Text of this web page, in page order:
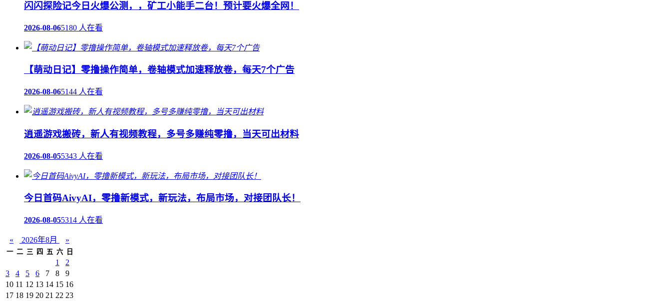
闪闪探险记今日火爆公测，，矿工小能手二台！预计要火爆全网！
2026-08-065180 人在看
【萌动日记】零撸操作简单，卷轴模式加速释放卷，每天7个广告
2026-08-065144 人在看
逍遥游戏搬砖，新人有视频教程，多号多赚纯零撸，当天可出材料
2026-08-055343 人在看
今日首码AivyAI，零撸新模式，新玩法，布局市场，对接团队长！
2026-08-055314 人在看
« 2026年8月 »
一 二 三 四 五 六 日
1
2
3
4 5 6 7 8
9
10 11 12 13 14 15 16
17 18 19 20 21 22 23